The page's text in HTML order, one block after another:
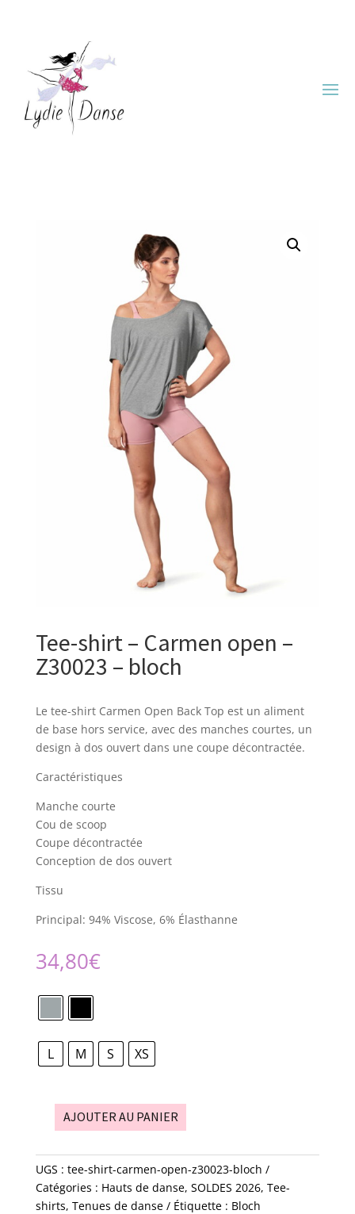
Tee-shirt – Carmen open –
Z30023 – bloch
Le tee-shirt Carmen Open Back Top est un aliment
de base hors service, avec des manches courtes, un
design à dos ouvert dans une coupe décontractée.
Caractéristiques
Manche courte
Cou de scoop
Coupe décontractée
Conception de dos ouvert
Tissu
Principal: 94% Viscose, 6% Élasthanne
34,80€
L M S XS
quantité
Tee-
shirt
AJOUTER AU PANIER
UGS : tee-shirt-carmen-open-z30023-bloch
Catégories : Hauts de danse, SOLDES 2026, Tee-
shirts, Tenues de danse Étiquette : Bloch